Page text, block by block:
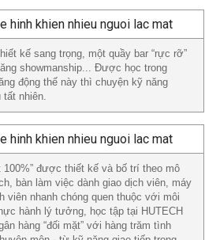
kế sang trọng, một quầy bar “rực rỡ”
showmanship... Được học trong
động thế này thì chuyện kỹ năng
tất nhiên.
100%” được thiết kế và bố trí theo mô
bàn làm việc dành giao dịch viên, máy
viên nhanh chóng quen thuộc với môi
hành lý tưởng, học tập tại HUTECH
hàng “đối mặt” với hàng trăm tình